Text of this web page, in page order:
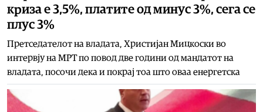
криза е 3,5%, платите од минус 3%, сега се
плус 3%
Претседателот на владата, Христијан Мицкоски во
интервју на МРТ по повод две години од мандатот на
владата, посочи дека и покрај тоа што оваа енергетска